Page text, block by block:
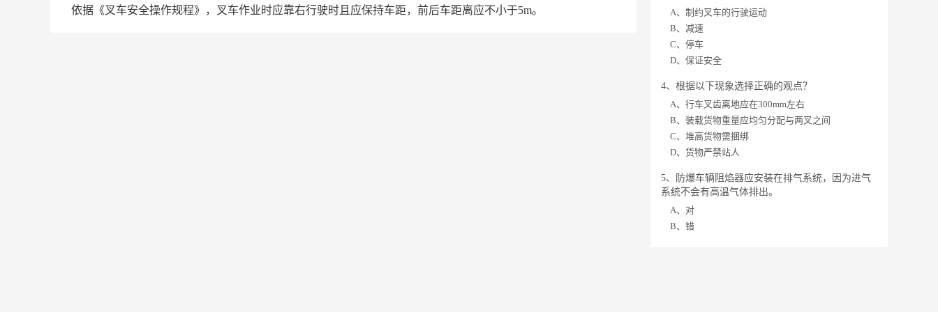
依据《叉车安全操作规程》，叉车作业时应靠右行驶时且应保持车距，前后车距离应不小于5m。
A、制约叉车的行驶运动
B、减速
C、停车
D、保证安全
4、根据以下现象选择正确的观点？
A、行车叉齿离地应在300mm左右
B、装载货物重量应均匀分配与两叉之间
C、堆高货物需捆绑
D、货物严禁站人
5、防爆车辆阻焰器应安装在排气系统，因为进气
系统不会有高温气体排出。
A、对
B、错